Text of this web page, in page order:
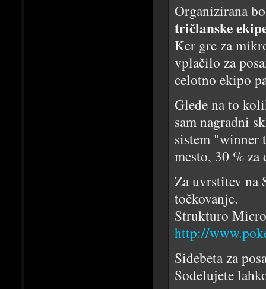
Organizirana
tričlanske
Ker gre za
vplačilo za
celotno ekipo
Glede na to
sam nagradni
sistem "winner
mesto, 30 % za
Za uvrstitev na
točkovanje.
Strukturo
http://
Sidebeta za
Sodelujete